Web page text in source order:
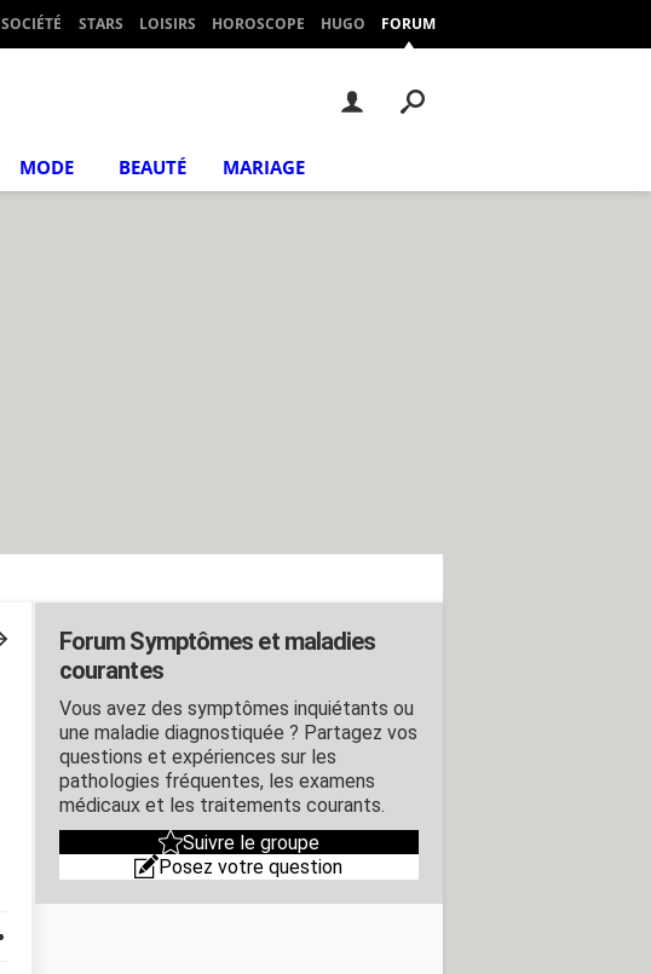
SOCIÉTÉ STARS LOISIRS HOROSCOPE HUGO FORUM
MODE BEAUTÉ MARIAGE
Forum Symptômes et maladies
courantes
Vous avez des symptômes inquiétants ou
une maladie diagnostiquée ? Partagez vos
questions et expériences sur les
pathologies fréquentes, les examens
médicaux et les traitements courants.
Suivre le groupe
Posez votre question